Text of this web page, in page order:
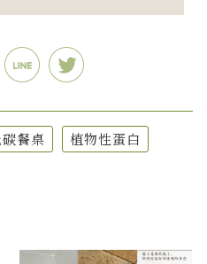
餐桌
植物性蛋白